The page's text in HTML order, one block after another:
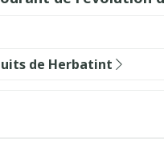
de Herbatint